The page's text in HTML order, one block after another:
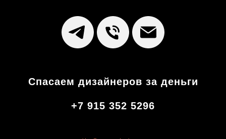
Спасаем дизайнеров за деньги
+7 915 352 5296